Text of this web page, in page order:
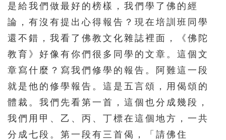
是給我們做最好的榜樣，我們學了佛的經
論，有沒有提出心得報告？現在培訓班同學
還不錯，我看了佛教文化雜誌裡面，《佛陀
教育》好像有你們很多同學的文章。這個文
章寫什麼？寫我們修學的報告。阿難這一段
就是他的修學報告。這是五言頌，用偈頌的
體裁。我們先看第一首，這個也分成幾段，
我們用甲、乙、丙、丁標在這個地方，一共
分成七段。第一段有三首偈，「請佛住